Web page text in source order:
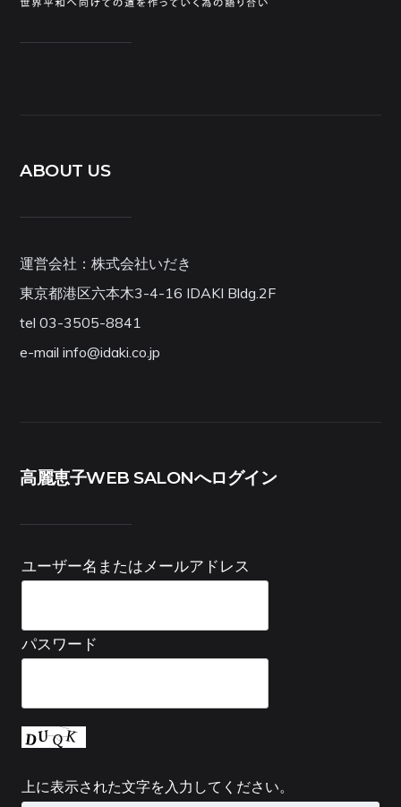
ABOUT US
運営会社：株式会社いだき
東京都港区六本木3-4-16 IDAKI Bldg.2F
tel 03-3505-8841
e-mail info@idaki.co.jp
高麗恵子WEB SALONへログイン
ユーザー名またはメールアドレス
パスワード
上に表示された文字を入力してください。